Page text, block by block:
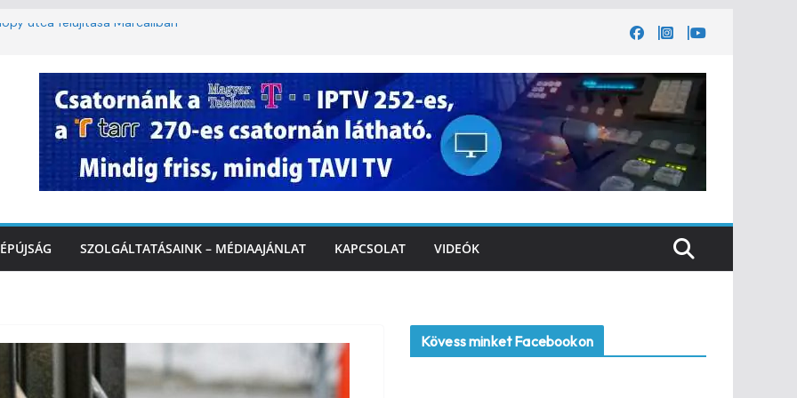
utca felújítása Marcaliban –
lakossági felháborodást váltott ki a
Marcaliban – VIDEÓ
– az első félidő végén
SZOLGÁLTATÁSAINK – MÉDIAAJÁNLAT KAPCSOLAT VIDEÓK
Kövess minket Facebookon